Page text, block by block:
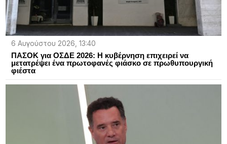
6 Αυγούστου 2026, 13:40
ΠΑΣΟΚ για ΟΣΔΕ 2026: Η κυβέρνηση επιχειρεί να
μετατρέψει ένα πρωτοφανές φιάσκο σε πρωθυπουργική
φιέστα